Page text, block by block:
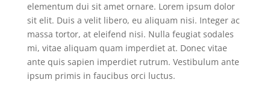
elementum dui sit amet ornare. Lorem ipsum dolor
sit elit. Duis a velit libero, eu aliquam nisi. Integer ac
massa tortor, at eleifend nisi. Nulla feugiat sodales
mi, vitae aliquam quam imperdiet at. Donec vitae
ante quis sapien imperdiet rutrum. Vestibulum ante
ipsum primis in faucibus orci luctus.